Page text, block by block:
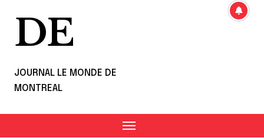
DE
JOURNAL LE MONDE DE
MONTREAL